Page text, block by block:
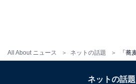
All About ニュース ネットの話題
ネットの話題